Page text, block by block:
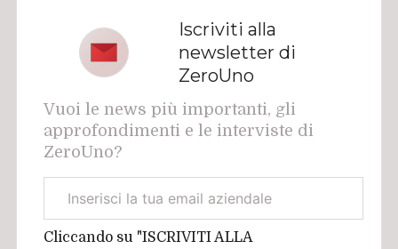
Iscriviti alla
newsletter di
ZeroUno
Vuoi le news più importanti, gli
approfondimenti e le interviste di
ZeroUno?
aziendale
Cliccando su "ISCRIVITI ALLA